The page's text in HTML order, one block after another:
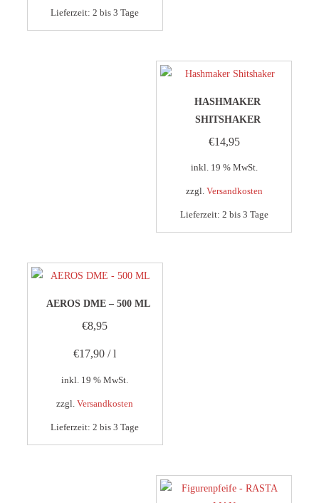
Lieferzeit:2 bis 3 Tage
HASHMAKER
SHITSHAKER
€14,95
inkl. 19 % MwSt.
zzgl. Versandkosten
Lieferzeit: 2 bis 3 Tage
AEROS DME – 500 ML
€8,95
€17,90 /l
inkl. 19 % MwSt.
zzgl.Versandkosten
Lieferzeit:2 bis 3 Tage